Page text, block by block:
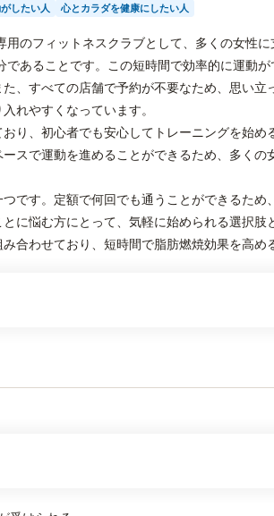
したい人 心とカラダを健康にしたい人
のフィットネスクラブとして、多くの女性
あることです。この短時間で効率的に運動
、すべての店舗で予約が不要なため、思い立
れやすくなっています。
り、初心者でも安心してトレーニングを始め
スで運動を進めることができるため、多く
です。定額で何回でも通うことができるため
に悩む方にとって、気軽に始められる選択
合わせており、短時間で脂肪燃焼効果を高め